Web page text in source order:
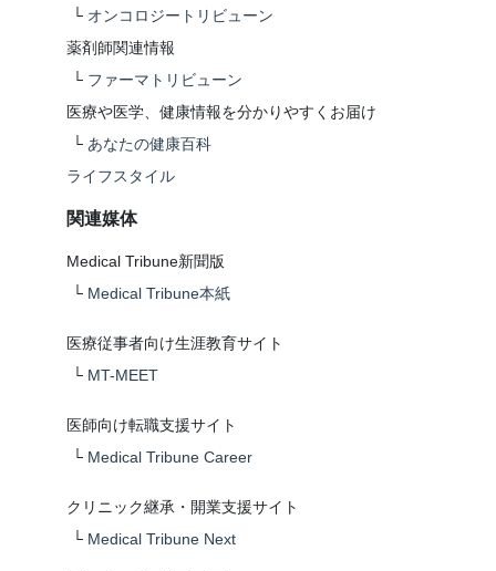
└ オンコロジートリビューン
薬剤師関連情報
└ ファーマトリビューン
医療や医学、健康情報を分かりやすくお届け
└ あなたの健康百科
ライフスタイル
関連媒体
Medical Tribune新聞版
└ Medical Tribune本紙
医療従事者向け生涯教育サイト
└ MT-MEET
医師向け転職支援サイト
└ Medical Tribune Career
クリニック継承・開業支援サイト
└ Medical Tribune Next